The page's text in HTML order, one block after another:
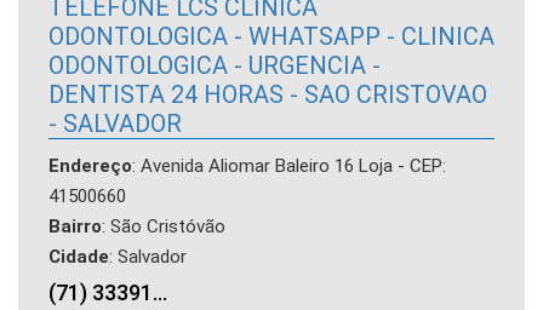
TELEFONE LCS CLINICA
ODONTOLOGICA - WHATSAPP - CLINICA
ODONTOLOGICA - URGENCIA -
DENTISTA 24 HORAS - SAO CRISTOVAO
- SALVADOR
Endereço: Avenida Aliomar Baleiro 16 Loja - CEP:
41500660
Bairro: São Cristóvão
Cidade: Salvador
(71) 33391...